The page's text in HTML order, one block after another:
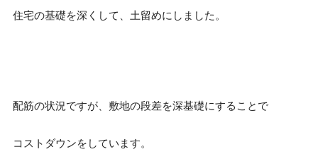
住宅の基礎を深くして、土留めにしました。
配筋の状況ですが、敷地の段差を深基礎にすることで
コストダウンをしています。